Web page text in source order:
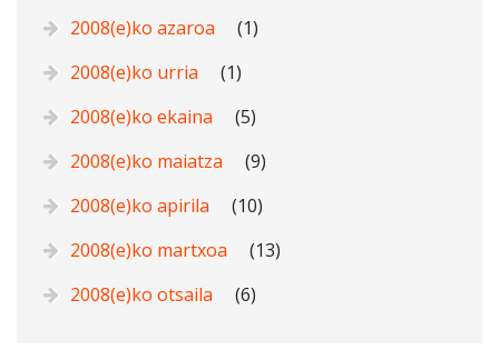
2008(e)ko azaroa
(1)
2008(e)ko urria
(1)
2008(e)ko ekaina
(5)
2008(e)ko maiatza
(9)
2008(e)ko apirila
(10)
2008(e)ko martxoa
(13)
2008(e)ko otsaila
(6)